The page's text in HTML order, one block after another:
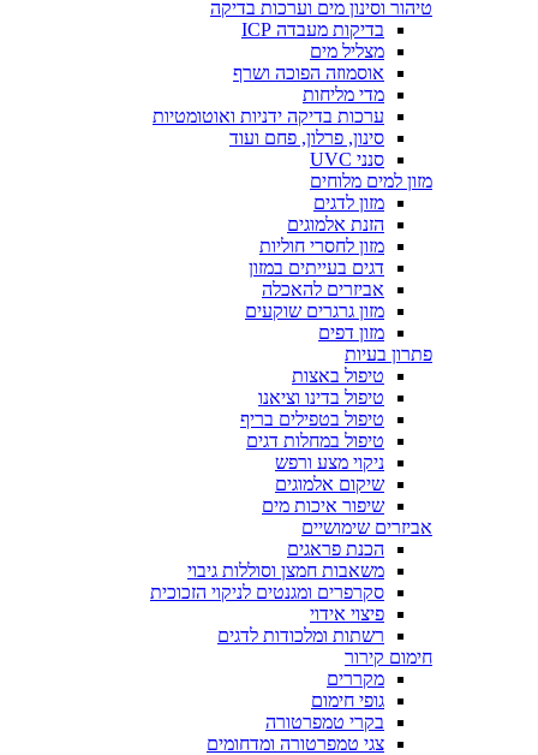
טיהור וסינון מים וערכות בדיקה
בדיקות מעבדה ICP
מצליל מים
אוסמוזה הפוכה ושרף
מדי מליחות
ערכות בדיקה ידניות ואוטומטיות
סינון, פרלון, פחם ועוד
סנני UVC
מזון למים מלוחים
מזון לדגים
הזנת אלמוגים
מזון לחסרי חוליות
דגים בעייתים במזון
אביזרים להאכלה
מזון גרגרים שוקעים
מזון דפים
פתרון בעיות
טיפול באצות
טיפול בדינו וציאנו
טיפול בטפילים בריף
טיפול במחלות דגים
ניקוי מצע ורפש
שיקום אלמוגים
שיפור איכות מים
אביזרים שימושיים
הכנת פראגים
משאבות חמצן וסוללות גיבוי
סקרפרים ומגנטים לניקוי הזכוכית
פיצוי אידוי
רשתות ומלכודות לדגים
חימום קירור
מקררים
גופי חימום
בקרי טמפרטורה
צגי טמפרטורה ומדחומים